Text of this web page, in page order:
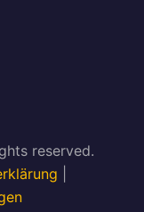
reserved.